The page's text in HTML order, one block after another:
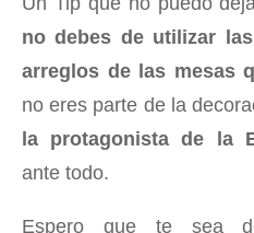
no debes de utilizar
arreglos de las mesas
no eres parte de la
la protagonista de la
ante todo.
Espero que te sea